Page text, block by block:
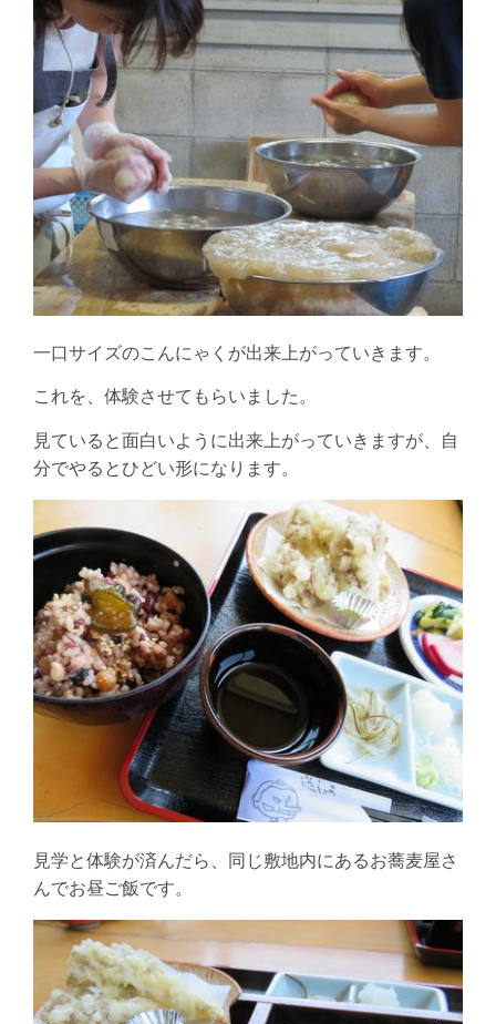
一口サイズのこんにゃくが出来上がっていきます。
これを、体験させてもらいました。
見ていると面白いように出来上がっていきますが、自
分でやるとひどい形になります。
見学と体験が済んだら、同じ敷地内にあるお蕎麦屋さ
んでお昼ご飯です。